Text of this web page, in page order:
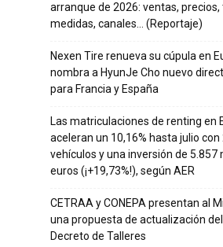
arranque de 2026: ventas, precios,
medidas, canales… (Reportaje)
Nexen Tire renueva su cúpula en
nombra a HyunJe Cho nuevo
para Francia y España
Las matriculaciones de renting en
aceleran un 10,16% hasta julio con
vehículos y una inversión de 5.857
euros (¡+19,73%!), según AER
CETRAA y CONEPA presentan al
una propuesta de actualización del
Decreto de Talleres